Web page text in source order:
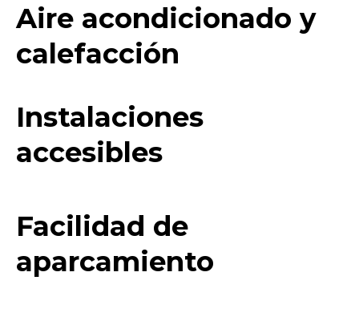
Aire acondicionado y
calefacción
Instalaciones
accesibles
Facilidad de
aparcamiento